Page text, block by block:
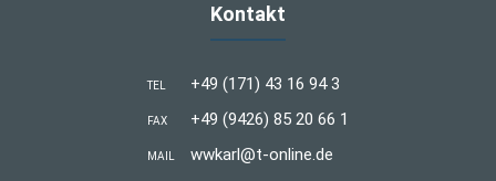
Kontakt
TEL +49 (171) 43 16 94 3
FAX +49 (9426) 85 20 66 1
MAIL wwkarl@t-online.de